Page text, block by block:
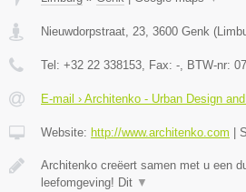
Nieuwdorpstraat, 23, 3600 Genk (
Tel: +32 22 338153, Fax: -, BTW-nr:
E-mail › Architenko - Urban Design
Website: http://www.architenko.com
Architenko creëert samen met u een
leefomgeving! Dit ▼